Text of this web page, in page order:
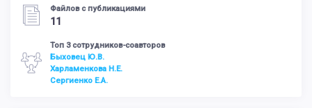
Файлов с публикациями
11
Топ 3 сотрудников-соавторов
Быховец Ю.В.
Харламенкова Н.Е.
Сергиенко Е.А.